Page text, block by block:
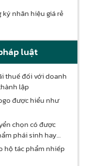
ký nhãn hiệu giá rẻ
luật
thuế đối với doanh
lập
được hiểu như
chọn có được
phái sinh hay
hộ tác phẩm nhiếp